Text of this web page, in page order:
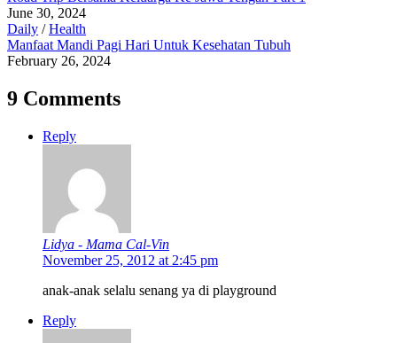
June 30, 2024
Daily /Health
Manfaat Mandi Pagi Hari Untuk Kesehatan Tubuh
February 26, 2024
9 Comments
Reply
Lidya - Mama Cal-Vin
November 25, 2012 at 2:45 pm
anak-anak selalu senang ya di playground
Reply